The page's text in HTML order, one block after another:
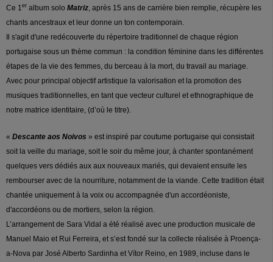
Ce 1 er album solo Matriz , après 15 ans de carrière bien remplie, récupère les
chants ancestraux et leur donne un ton contemporain.
Il s'agit d'une redécouverte du répertoire traditionnel de chaque région
portugaise sous un thème commun : la condition féminine dans les différentes
étapes de la vie des femmes, du berceau à la mort, du travail au mariage.
Avec pour principal objectif artistique la valorisation et la promotion des
musiques traditionnelles, en tant que vecteur culturel et ethnographique de
notre matrice identitaire, (d’où le titre).
« Descante aos Noivos » est inspiré par coutume portugaise qui consistait
soit la veille du mariage, soit le soir du même jour, à chanter spontanément
quelques vers dédiés aux aux nouveaux mariés, qui devaient ensuite les
rembourser avec de la nourriture, notamment de la viande. Cette tradition était
chantée uniquement à la voix ou accompagnée d'un accordéoniste,
d'accordéons ou de mortiers, selon la région.
L’arrangement de Sara Vidal a été réalisé avec une production musicale de
Manuel Maio et Rui Ferreira, et s’est fondé sur la collecte réalisée à Proença-
a-Nova par José Alberto Sardinha et Vítor Reino, en 1989, incluse dans le